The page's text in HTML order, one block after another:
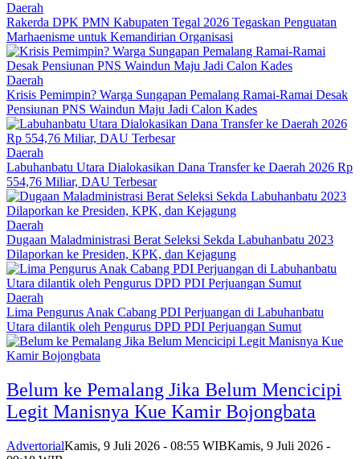
Daerah
Rakerda DPK PMN Kabupaten Tegal 2026 Tegaskan Penguatan
Marhaenisme untuk Kemandirian Organisasi
Daerah
Krisis Pemimpin? Warga Sungapan Pemalang Ramai-Ramai Desak
Pensiunan PNS Waindun Maju Jadi Calon Kades
Daerah
Labuhanbatu Utara Dialokasikan Dana Transfer ke Daerah 2026 Rp
554,76 Miliar, DAU Terbesar
Daerah
Dugaan Maladministrasi Berat Seleksi Sekda Labuhanbatu 2023
Dilaporkan ke Presiden, KPK, dan Kejagung
Daerah
Lima Pengurus Anak Cabang PDI Perjuangan di Labuhanbatu
Utara dilantik oleh Pengurus DPD PDI Perjuangan Sumut
Belum ke Pemalang Jika Belum Mencicipi
Legit Manisnya Kue Kamir Bojongbata
AdvertorialKamis, 9 Juli 2026 - 08:55 WIBKamis, 9 Juli 2026 -